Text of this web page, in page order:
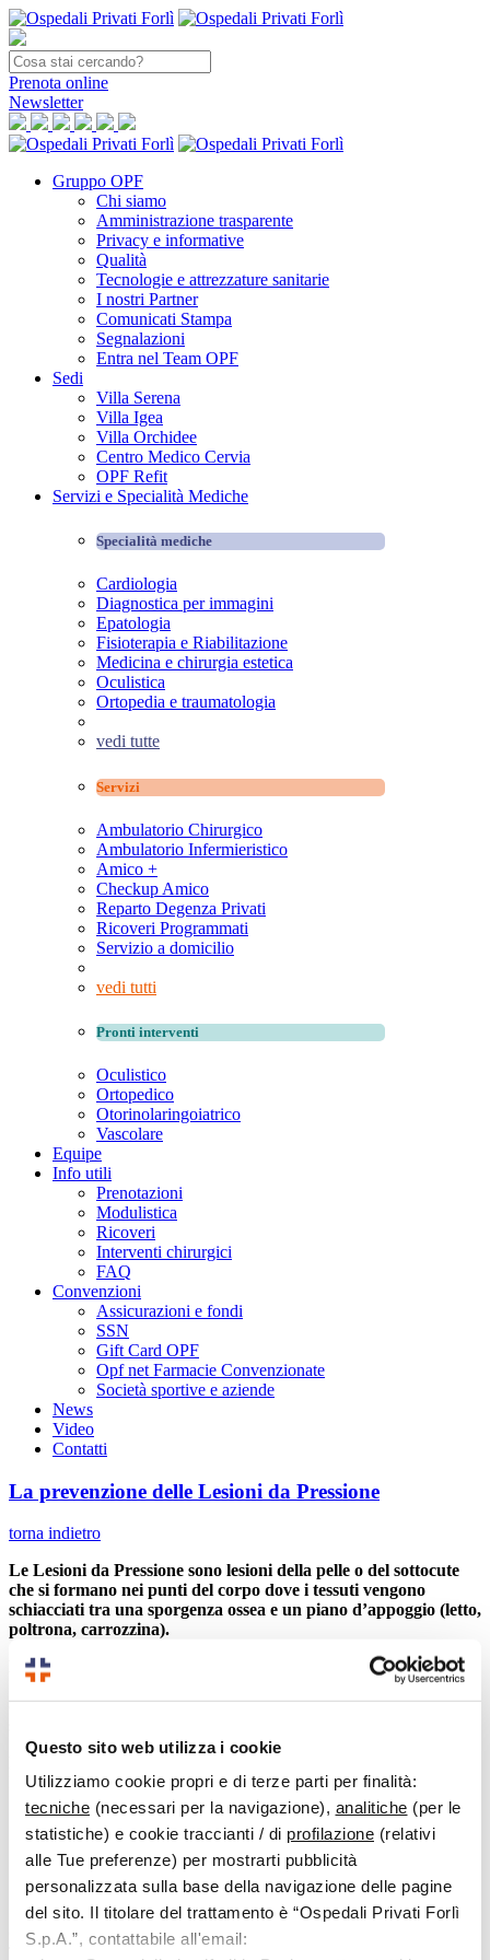
Questo sito web utilizza i cookie
Utilizziamo cookie propri e di terze parti per finalità:
tecniche (necessari per la navigazione), analitiche (per le
statistiche) e cookie traccianti / di profilazione (relativi
alle Tue preferenze) per mostrarti pubblicità
personalizzata sulla base della navigazione delle pagine
del sito. Il titolare del trattamento è “Ospedali Privati Forlì
S.p.A.”, contattabile all'email:
Prenota online
Newsletter
Gruppo OPF
Chi siamo
Amministrazione trasparente
Privacy e informative
Qualità
Tecnologie e attrezzature sanitarie
I nostri Partner
Comunicati Stampa
Segnalazioni
Entra nel Team OPF
Sedi
Villa Serena
Villa Igea
Villa Orchidee
Centro Medico Cervia
OPF Refit
Servizi e Specialità Mediche
Specialità mediche
Cardiologia
Diagnostica per immagini
Epatologia
Fisioterapia e Riabilitazione
Medicina e chirurgia estetica
Oculistica
Ortopedia e traumatologia
vedi tutte
Servizi
Ambulatorio Chirurgico
Ambulatorio Infermieristico
Amico +
Checkup Amico
Reparto Degenza Privati
Ricoveri Programmati
Servizio a domicilio
vedi tutti
Pronti interventi
Oculistico
Ortopedico
Otorinolaringoiatrico
Vascolare
Equipe
Info utili
Prenotazioni
Modulistica
Ricoveri
Interventi chirurgici
FAQ
Convenzioni
Assicurazioni e fondi
SSN
Gift Card OPF
Opf net Farmacie Convenzionate
Società sportive e aziende
News
Video
Contatti
La prevenzione delle Lesioni da Pressione
torna indietro
Le Lesioni da Pressione sono lesioni della pelle o del sottocute
che si formano nei punti del corpo dove i tessuti vengono
schiacciati tra una sporgenza ossea e un piano d’appoggio (letto,
poltrona, carrozzina).
Perché si formano?
Sono causate dalla riduzione della quantità di sangue e di nutrimento
che si verifica nelle zone del corpo più soggette a compressione o
Le zone più frequenti sono:  la zona dell’osso sacro
 i talloni
 i glutei
 i fianchi
Quali sono le persone a rischio?
Tutti le persone che stanno molto tempo a letto o su una sedia come